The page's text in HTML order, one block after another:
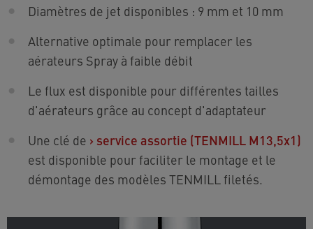
Diamètres de jet disponibles : 9 mm et 10 mm
Alternative optimale pour remplacer les
aérateurs Spray à faible débit
Le flux est disponible pour différentes tailles
d'aérateurs grâce au concept d'adaptateur
Une clé de › service assortie (TENMILL M13,5x1)
est disponible pour faciliter le montage et le
démontage des modèles TENMILL filetés.